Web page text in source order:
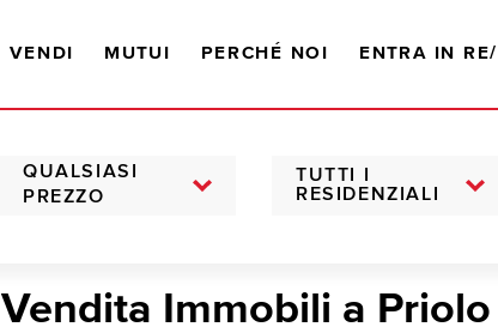
VENDI MUTUI PERCHÉ NOI ENTRA IN
QUALSIASI
PREZZO
TUTTI I
RESIDENZIALI
Vendita Immobili a